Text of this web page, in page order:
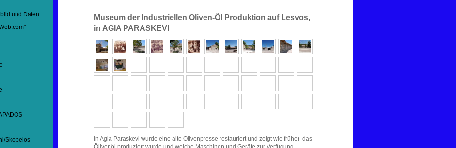
und Daten
Skopelos
Museum der Industriellen Oliven-Öl Produktion auf Lesvos,
in AGIA PARASKEVI
In Agia Paraskevi wurde eine alte Olivenpresse restauriert und zeigt wie früher das
Ölivenöl produziert wurde und welche Maschinen und Geräte zur Verfügung